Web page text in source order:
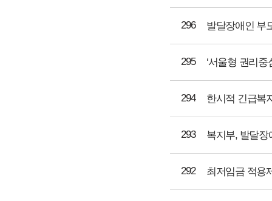
296 발달장애인 부
295 ‘서울형 권리
294 한시적 긴급복
293 복지부, 발달장
292 최저임금 적용